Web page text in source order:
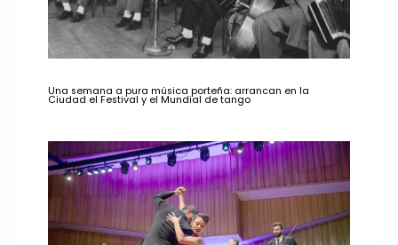
Una semana a pura música porteña: arrancan en la
Ciudad el Festival y el Mundial de tango